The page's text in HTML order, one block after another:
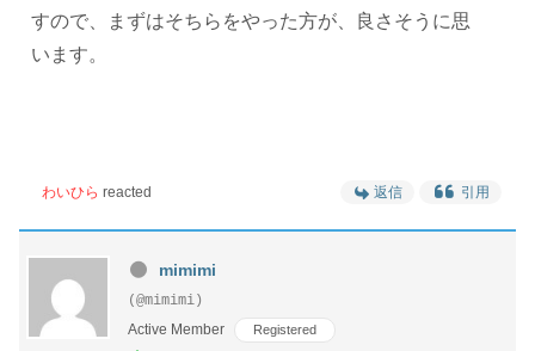
すので、まずはそちらをやった方が、良さそうに思
います。
わいひら reacted 返信 引用
mimimi
(@mimimi)
Active Member
Registered